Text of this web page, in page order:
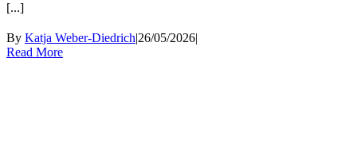
[...]
By Katja Weber-Diedrich26/05/2026
Read More